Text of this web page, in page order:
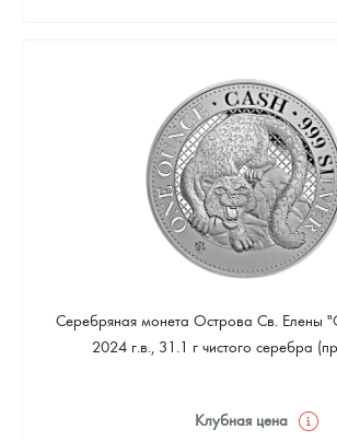
Цена выкупа
Звоните
Серебряная монета Острова Св. Елены
2024 г.в., 31.1 г чистого серебра
Клубная цена